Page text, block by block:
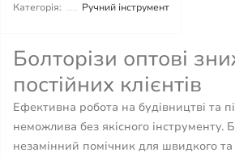
Категорія:
Ручний інструмент
Болторізи оптові
постійних клієнтів
Ефективна робота на будівництві та
неможлива без якісного інструменту.
незамінний помічник для швидкого та